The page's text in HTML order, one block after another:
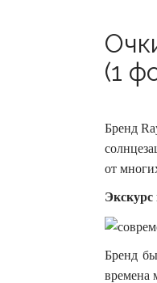
(1
Бренд
от
Экскурс
Бренд
времена